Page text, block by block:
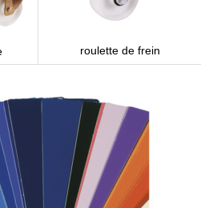
roulette de frein